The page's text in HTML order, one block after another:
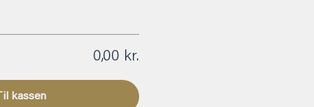
0,00 kr.
Til kassen